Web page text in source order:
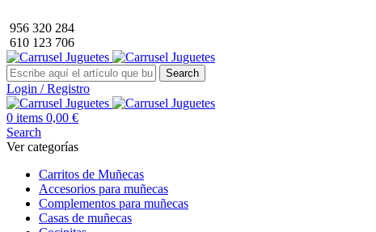
956 320 284
610 123 706
Search
Login / Registro
0 items 0,00 €
Search
Ver categorías
Carritos de Muñecas
Accesorios para muñecas
Complementos para muñecas
Casas de muñecas